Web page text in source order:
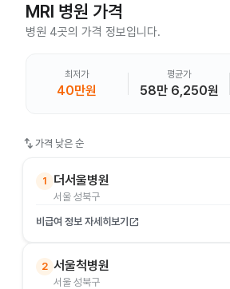
MRI 병원 가격
병원 4곳의 가격 정보입니다.
최저가
40만원
평균가
58만 6,250원
swap_vert 가격 낮은 순
1 더서울병원
서울 성북구
비급여 정보 자세히보기 open_in_new
2 서울척병원
서울 성북구